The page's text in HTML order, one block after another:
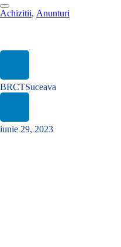
Achizitii, Anunturi
BRCTSuceava
iunie 29, 2023